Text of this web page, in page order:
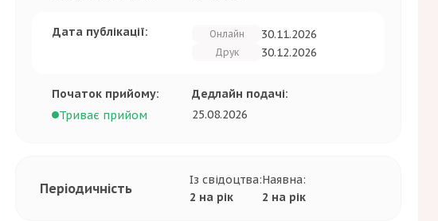
Дата публікації: Онлайн 30.11.2026
Друк 30.12.2026
Початок прийому:
Триває прийом
Дедлайн подачі:
25.08.2026
Періодичність
Із свідоцтва:
2 на рік
Наявна:
2 на рік